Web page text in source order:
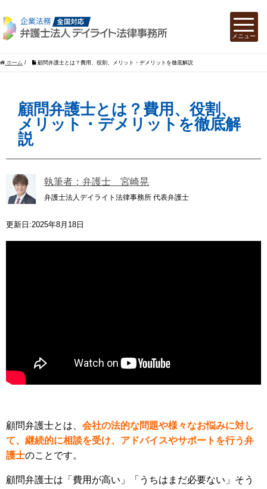
ホーム / 顧問弁護士とは？費用、役割、メリット・デメリットを徹底解説
顧問弁護士とは？費用、役割、
メリット・デメリットを徹底解
説
執筆者：弁護士 宮崎晃
弁護士法人デイライト法律事務所 代表弁護士
更新日:2025年8月18日
顧問弁護士とは、 会社の法的な問題や様々なお悩みに対し
て、継続的に相談を受け、アドバイスやサポートを行う弁
護士のことです。
顧問弁護士は「費用が高い」「うちはまだ必要ない」そう